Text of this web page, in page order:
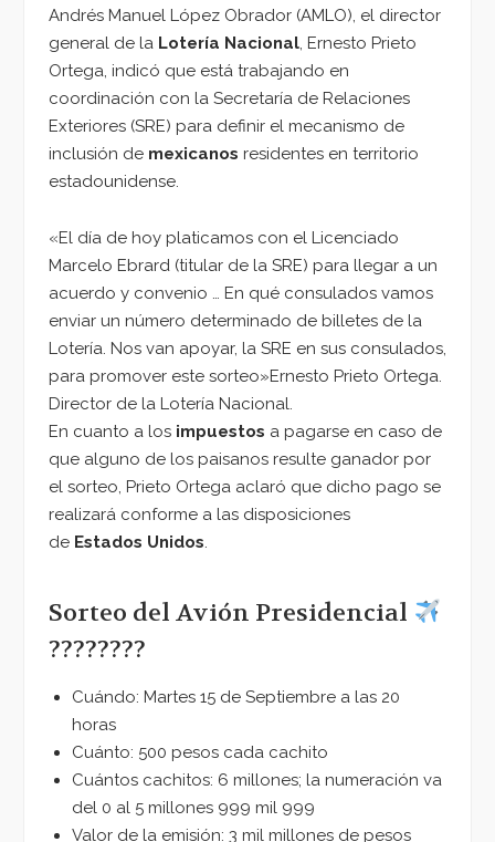
Andrés Manuel López Obrador (AMLO), el director
general de la Lotería Nacional, Ernesto Prieto
Ortega, indicó que está trabajando en
coordinación con la Secretaría de Relaciones
Exteriores (SRE) para definir el mecanismo de
inclusión de mexicanos residentes en territorio
estadounidense.
«El día de hoy platicamos con el Licenciado
Marcelo Ebrard (titular de la SRE) para llegar a un
acuerdo y convenio … En qué consulados vamos
enviar un número determinado de billetes de la
Lotería. Nos van apoyar, la SRE en sus consulados,
para promover este sorteo»Ernesto Prieto Ortega.
Director de la Lotería Nacional.
En cuanto a los impuestos a pagarse en caso de
que alguno de los paisanos resulte ganador por
el sorteo, Prieto Ortega aclaró que dicho pago se
realizará conforme a las disposiciones
de Estados Unidos.
Sorteo del Avión Presidencial
????????
Cuándo: Martes 15 de Septiembre a las 20
horas
Cuánto: 500 pesos cada cachito
Cuántos cachitos: 6 millones; la numeración va
del 0 al 5 millones 999 mil 999
Valor de la emisión: 3 mil millones de pesos